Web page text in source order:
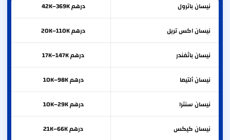
نيسان باترول درهم 42K–369K
نيساناكس تريل درهم 20K–110K
نيسان باثفندر درهم 17K–147K
نيسانألتيما درهم 10K–98K
نيسان سنترا درهم 10K–29K
نيسان كيكس درهم 21K–66K